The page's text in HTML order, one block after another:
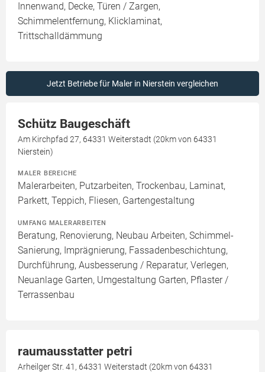
Innenwand, Decke, Türen / Zargen,
Schimmelentfernung, Klicklaminat,
Trittschalldämmung
Jetzt Betriebe für Maler in Nierstein vergleichen
Schütz Baugeschäft
Am Kirchpfad 27, 64331 Weiterstadt (20km von 64331
Nierstein)
MALER BEREICHE
Malerarbeiten, Putzarbeiten, Trockenbau, Laminat,
Parkett, Teppich, Fliesen, Gartengestaltung
UMFANG MALERARBEITEN
Beratung, Renovierung, Neubau Arbeiten, Schimmel-
Sanierung, Imprägnierung, Fassadenbeschichtung,
Durchführung, Ausbesserung / Reparatur, Verlegen,
Neuanlage Garten, Umgestaltung Garten, Pflaster /
Terrassenbau
raumausstatter petri
Arheilger Str. 41, 64331 Weiterstadt (20km von 64331